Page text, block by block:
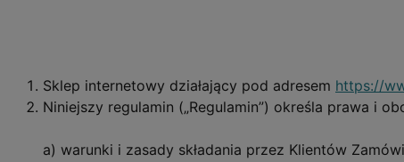
Sklep internetowy działający pod adresem https://
Niniejszy regulamin („Regulamin”) określa prawa i
a) warunki i zasady składania przez Klientów